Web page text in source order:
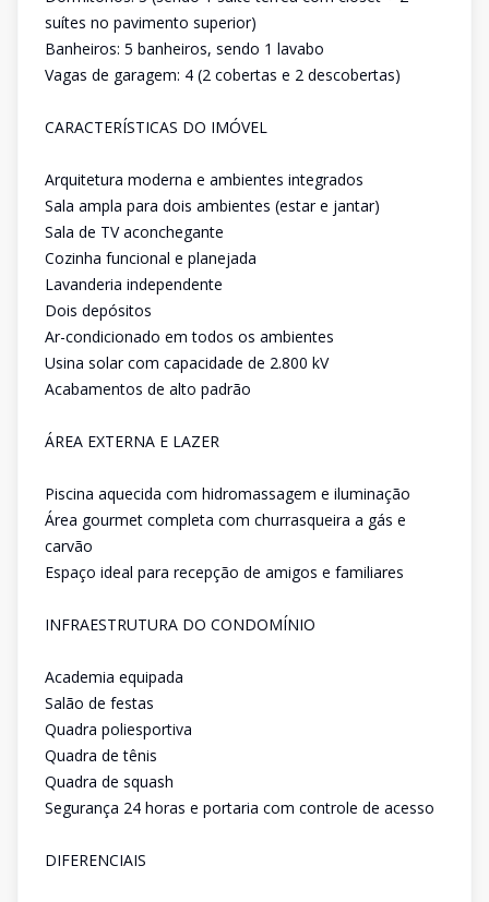
suítes no pavimento superior)
Banheiros: 5 banheiros, sendo 1 lavabo
Vagas de garagem: 4 (2 cobertas e 2 descobertas)
CARACTERÍSTICAS DO IMÓVEL
Arquitetura moderna e ambientes integrados
Sala ampla para dois ambientes (estar e jantar)
Sala de TV aconchegante
Cozinha funcional e planejada
Lavanderia independente
Dois depósitos
Ar-condicionado em todos os ambientes
Usina solar com capacidade de 2.800 kV
Acabamentos de alto padrão
ÁREA EXTERNA E LAZER
Piscina aquecida com hidromassagem e iluminação
Área gourmet completa com churrasqueira a gás e
carvão
Espaço ideal para recepção de amigos e familiares
INFRAESTRUTURA DO CONDOMÍNIO
Academia equipada
Salão de festas
Quadra poliesportiva
Quadra de tênis
Quadra de squash
Segurança 24 horas e portaria com controle de acesso
DIFERENCIAIS